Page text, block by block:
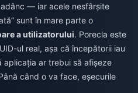
— iar acele nesfârșite
sunt în mare parte o
a utilizatorului. Porecla este
ul real, așa că începătorii iau
aplicația ar trebui să afișeze
când o va face, eșecurile